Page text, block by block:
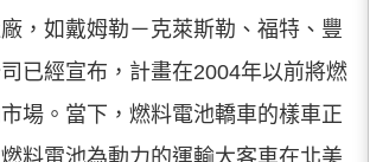
，如戴姆勒－克萊斯勒、福特、豐
已經宣布，計畫在2004年以前將燃
場。當下，燃料電池轎車的樣車正
料電池為動力的運輸大客車在北美